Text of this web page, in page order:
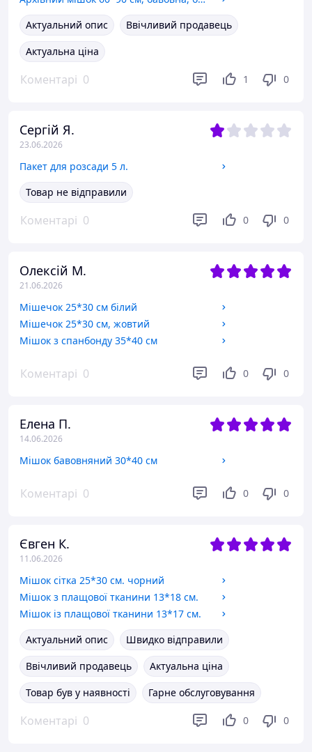
Актуальний опис
Ввічливий продавець
Актуальна ціна
Коментарі 0 1 0
Сергій Я.
23.06.2026
Пакет для розсади 5 л.
Товар не відправили
Коментарі 0 0 0
Олексій М.
21.06.2026
Мішечок 25*30 см білий
Мішечок 25*30 см, жовтий
Мішок з спанбонду 35*40 см
Коментарі 0 0 0
Елена П.
14.06.2026
Мішок бавовняний 30*40 см
Коментарі 0 0 0
Євген К.
11.06.2026
Мішок сітка 25*30 см. чорний
Мішок з плащової тканини 13*18 см.
Мішок із плащової тканини 13*17 см.
Актуальний опис
Швидко відправили
Ввічливий продавець
Актуальна ціна
Товар був у наявності
Гарне обслуговування
Коментарі 0 0 0